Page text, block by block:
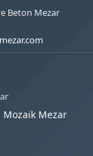
Beton Mezar
Mozaik Mezar